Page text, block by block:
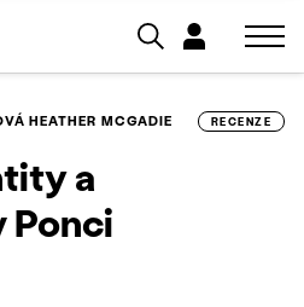
HEATHER MCGADIE RECENZE
a
Ponci